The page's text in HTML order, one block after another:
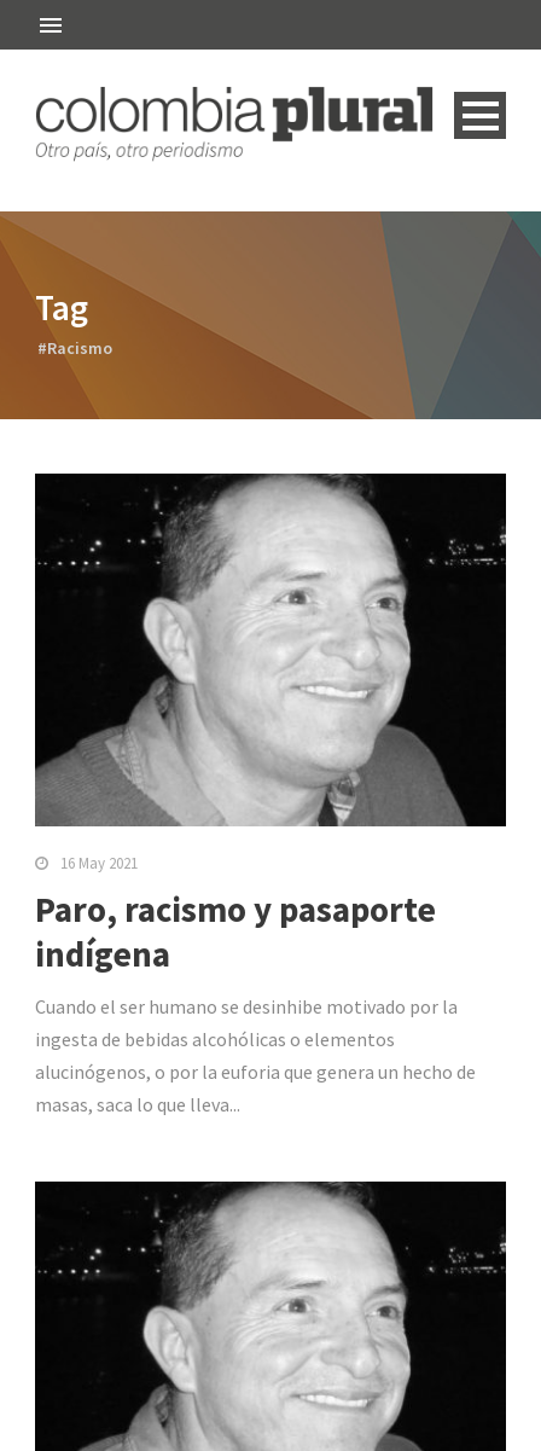
Tag
#Racismo
16 May 2021
Paro, racismo y pasaporte
indígena
Cuando el ser humano se desinhibe motivado por la
ingesta de bebidas alcohólicas o elementos
alucinógenos, o por la euforia que genera un hecho de
masas, saca lo que lleva...